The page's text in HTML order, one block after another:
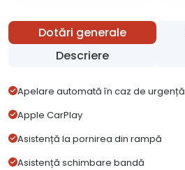
Dotări generale
Descriere
Apelare automată în caz de urgență
Apple CarPlay
Asistență la pornirea din rampă
Asistență schimbare bandă